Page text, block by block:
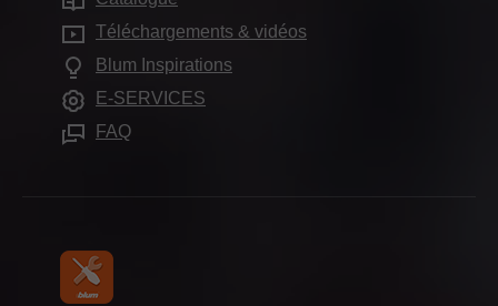
Autres produits
Aides de montage
Services pour architectes d'intérieur
Foire aux questions
Compliance
Formation
Presse
Showroom de Blum
Showrooms
Téléchargements & vidéos
Blum Inspirations
E-SERVICES
FAQ